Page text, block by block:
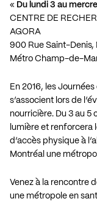
« Du lundi 3 au
CENTRE DE
AGORA
900 Rue Saint-Denis,
Métro Champ-de-
En 2016, les
s’associent lors de
nourricière. Du 3 au
lumière et renforcera
d’accès physique à
Montréal une
Venez à la rencontre
une métropole en